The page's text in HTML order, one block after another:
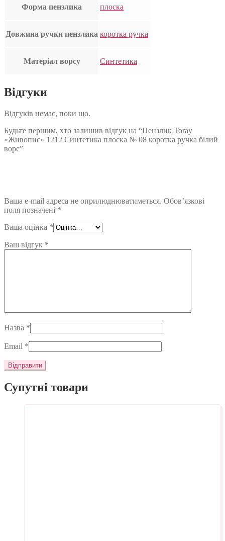
Форма пензлика плоска
Довжина ручки пензлика коротка ручка
Матеріал ворсу Синтетика
Відгуки
Відгуків немає, поки що.
Будьте першим, хто залишив відгук на “Пензлик Toray
«Живопис» 1212 Синтетика плоска № 08 коротка ручка білий
ворс”
Ваша e-mail адреса не оприлюднюватиметься. Обов’язкові
поля позначені *
Ваша оцінка *
Ваш відгук *
Назва *
Email *
Супутні товари